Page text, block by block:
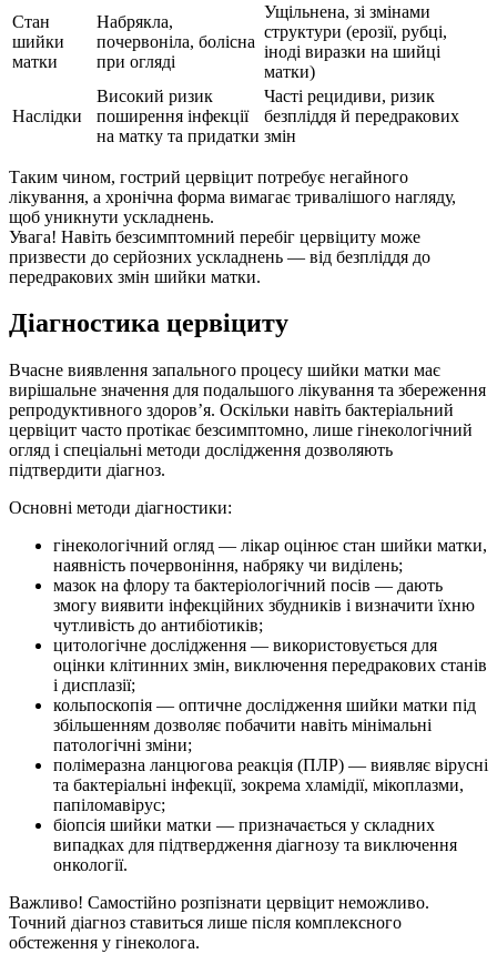
Стан
шийки
матки
Набрякла,
почервоніла, болісна
при огляді
Ущільнена, зі змінами
структури (ерозії, рубці,
іноді виразки на шийці
матки)
Наслідки
Високий ризик
поширення інфекції
на матку та придатки
Часті рецидиви, ризик
безпліддя й передракових
змін
Таким чином, гострий цервіцит потребує негайного
лікування, а хронічна форма вимагає тривалішого нагляду,
щоб уникнути ускладнень.
Увага! Навіть безсимптомний перебіг цервіциту може
призвести до серйозних ускладнень — від безпліддя до
передракових змін шийки матки.
Діагностика цервіциту
Вчасне виявлення запального процесу шийки матки має
вирішальне значення для подальшого лікування та збереження
репродуктивного здоров’я. Оскільки навіть бактеріальний
цервіцит часто протікає безсимптомно, лише гінекологічний
огляд і спеціальні методи дослідження дозволяють
підтвердити діагноз.
Основні методи діагностики:
гінекологічний огляд — лікар оцінює стан шийки матки,
наявність почервоніння, набряку чи виділень;
мазок на флору та бактеріологічний посів — дають
змогу виявити інфекційних збудників і визначити їхню
чутливість до антибіотиків;
цитологічне дослідження — використовується для
оцінки клітинних змін, виключення передракових станів
і дисплазії;
кольпоскопія — оптичне дослідження шийки матки під
збільшенням дозволяє побачити навіть мінімальні
патологічні зміни;
полімеразна ланцюгова реакція (ПЛР) — виявляє вірусні
та бактеріальні інфекції, зокрема хламідії, мікоплазми,
папіломавірус;
біопсія шийки матки — призначається у складних
випадках для підтвердження діагнозу та виключення
онкології.
Важливо! Самостійно розпізнати цервіцит неможливо.
Точний діагноз ставиться лише після комплексного
обстеження у гінеколога.